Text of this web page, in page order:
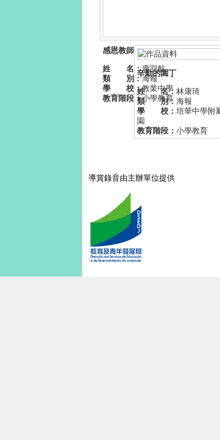
感恩教師
姓 名：鹿羽航
類 別：海報
學 校：教業中學
教育階段：小學教育
辛勤的園丁
姓 名： 林康琦
類 別： 海報
學 校： 培華中學附
園
教育階段： 小學教育
導賞錄音由主辦單位提供